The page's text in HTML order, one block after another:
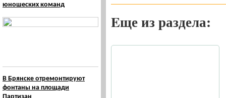
юношеских команд
В Брянске отремонтируют
фонтаны на площади
Eще из раздела: